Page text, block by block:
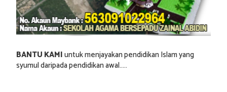
BANTU KAMIuntuk menjayakan pendidikan Islam yang
syumul daripada pendidikan awal.....